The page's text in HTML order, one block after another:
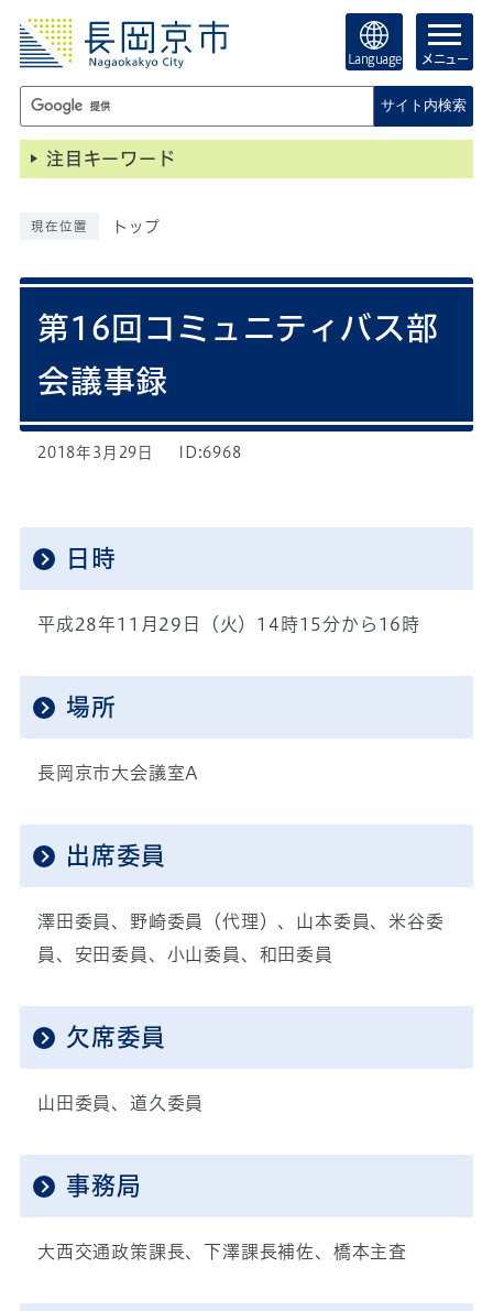
Language メニュー
サイト内検索
注目キーワード
現在位置 トップ
第16回コミュニティバス部
会議事録
2018年3月29日 ID:6968
日時
平成28年11月29日（火）14時15分から16時
場所
長岡京市大会議室A
出席委員
澤田委員、野崎委員（代理）、山本委員、米谷委
員、安田委員、小山委員、和田委員
欠席委員
山田委員、道久委員
事務局
大西交通政策課長、下澤課長補佐、橋本主査